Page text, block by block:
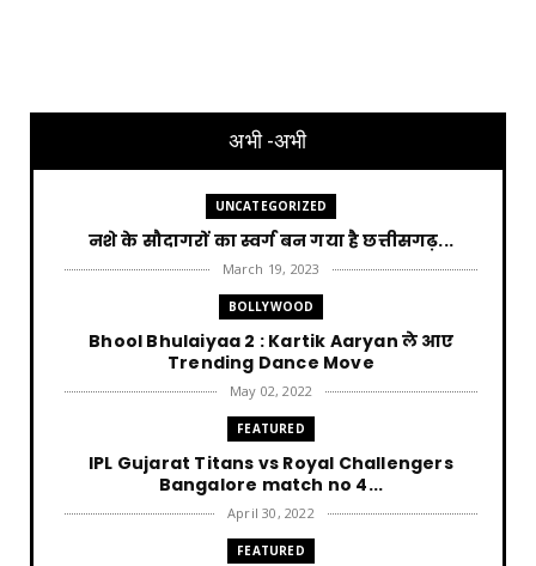
अभी -अभी
UNCATEGORIZED
नशे के सौदागरों का स्वर्ग बन गया है छत्तीसगढ़...
March 19, 2023
BOLLYWOOD
Bhool Bhulaiyaa 2 : Kartik Aaryan ले आए
Trending Dance Move
May 02, 2022
FEATURED
IPL Gujarat Titans vs Royal Challengers
Bangalore match no 4...
April 30, 2022
FEATURED